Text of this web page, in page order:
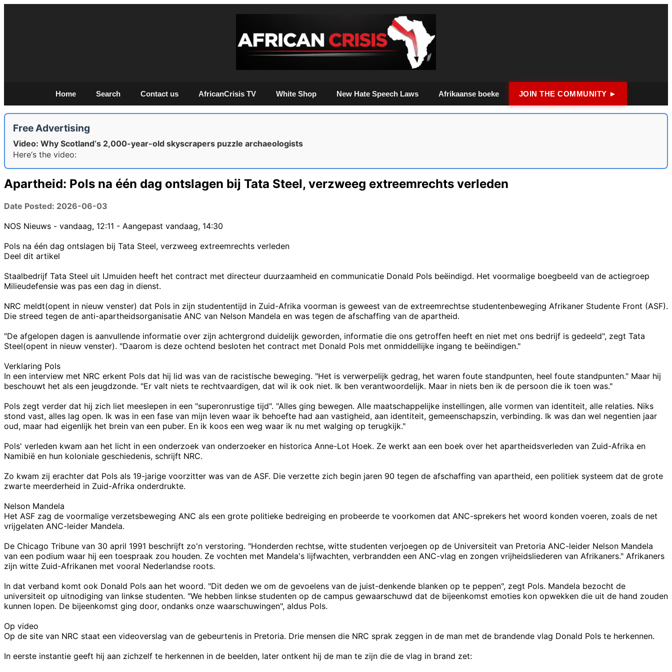
Home Search Contact us AfricanCrisis TV White Shop New Hate Speech Laws Afrikaanse boeke JOIN THE COMMUNITY ►
Free Advertising
Video: Why Scotland‘s 2,000-year-old skyscrapers puzzle archaeologists
Here‘s the video:
Apartheid: Pols na één dag ontslagen bij Tata Steel, verzweeg extreemrechts verleden
Date Posted: 2026-06-03
NOS Nieuws - vandaag, 12:11 - Aangepast vandaag, 14:30
Pols na één dag ontslagen bij Tata Steel, verzweeg extreemrechts verleden
Deel dit artikel
Staalbedrijf Tata Steel uit IJmuiden heeft het contract met directeur duurzaamheid en communicatie Donald Pols beëindigd. Het voormalige boegbeeld van de actiegroep
Milieudefensie was pas een dag in dienst.
NRC meldt(opent in nieuw venster) dat Pols in zijn studententijd in Zuid-Afrika voorman is geweest van de extreemrechtse studentenbeweging Afrikaner Studente Front (ASF).
Die streed tegen de anti-apartheidsorganisatie ANC van Nelson Mandela en was tegen de afschaffing van de apartheid.
"De afgelopen dagen is aanvullende informatie over zijn achtergrond duidelijk geworden, informatie die ons getroffen heeft en niet met ons bedrijf is gedeeld", zegt Tata
Steel(opent in nieuw venster). "Daarom is deze ochtend besloten het contract met Donald Pols met onmiddellijke ingang te beëindigen."
Verklaring Pols
In een interview met NRC erkent Pols dat hij lid was van de racistische beweging. "Het is verwerpelijk gedrag, het waren foute standpunten, heel foute standpunten." Maar hij
beschouwt het als een jeugdzonde. "Er valt niets te rechtvaardigen, dat wil ik ook niet. Ik ben verantwoordelijk. Maar in niets ben ik de persoon die ik toen was."
Pols zegt verder dat hij zich liet meeslepen in een "superonrustige tijd". "Alles ging bewegen. Alle maatschappelijke instellingen, alle vormen van identiteit, alle relaties. Niks
stond vast, alles lag open. Ik was in een fase van mijn leven waar ik behoefte had aan vastigheid, aan identiteit, gemeenschapszin, verbinding. Ik was dan wel negentien jaar
oud, maar had eigenlijk het brein van een puber. En ik koos een weg waar ik nu met walging op terugkijk."
Pols' verleden kwam aan het licht in een onderzoek van onderzoeker en historica Anne-Lot Hoek. Ze werkt aan een boek over het apartheidsverleden van Zuid-Afrika en
Namibië en hun koloniale geschiedenis, schrijft NRC.
Zo kwam zij erachter dat Pols als 19-jarige voorzitter was van de ASF. Die verzette zich begin jaren 90 tegen de afschaffing van apartheid, een politiek systeem dat de grote
zwarte meerderheid in Zuid-Afrika onderdrukte.
Nelson Mandela
Het ASF zag de voormalige verzetsbeweging ANC als een grote politieke bedreiging en probeerde te voorkomen dat ANC-sprekers het woord konden voeren, zoals de net
vrijgelaten ANC-leider Mandela.
De Chicago Tribune van 30 april 1991 beschrijft zo'n verstoring. "Honderden rechtse, witte studenten verjoegen op de Universiteit van Pretoria ANC-leider Nelson Mandela
van een podium waar hij een toespraak zou houden. Ze vochten met Mandela's lijfwachten, verbrandden een ANC-vlag en zongen vrijheidsliederen van Afrikaners." Afrikaners
zijn witte Zuid-Afrikanen met vooral Nederlandse roots.
In dat verband komt ook Donald Pols aan het woord. "Dit deden we om de gevoelens van de juist-denkende blanken op te peppen", zegt Pols. Mandela bezocht de
universiteit op uitnodiging van linkse studenten. "We hebben linkse studenten op de campus gewaarschuwd dat de bijeenkomst emoties kon opwekken die uit de hand zouden
kunnen lopen. De bijeenkomst ging door, ondanks onze waarschuwingen", aldus Pols.
Op video
Op de site van NRC staat een videoverslag van de gebeurtenis in Pretoria. Drie mensen die NRC sprak zeggen in de man met de brandende vlag Donald Pols te herkennen.
In eerste instantie geeft hij aan zichzelf te herkennen in de beelden, later ontkent hij de man te zijn die de vlag in brand zet: